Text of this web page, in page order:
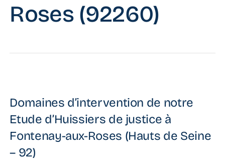
Roses (92260)
Domaines d’intervention de notre
Etude d’Huissiers de justice à
Fontenay-aux-Roses (Hauts de Seine
– 92)